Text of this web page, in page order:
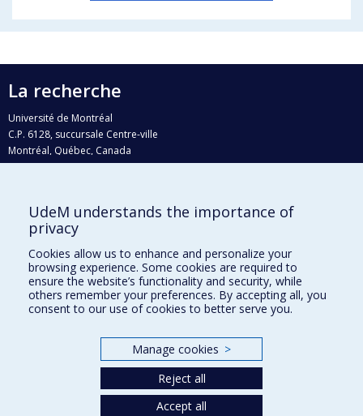
La recherche
Université de Montréal
C.P. 6128, succursale Centre-ville
Montréal, Québec, Canada
H3C 3J7
Qui fait quoi?
Nous trouver
Plan du site
Accessibilité
UdeM understands the importance of
privacy
Cookies allow us to enhance and personalize your
browsing experience. Some cookies are required to
ensure the website’s functionality and security, while
others remember your preferences. By accepting all, you
consent to our use of cookies to better serve you.
Manage cookies >
Reject all
Accept all